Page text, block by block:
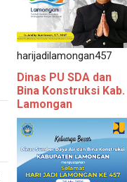
harijadilamongan457
Dinas PU SDA dan
Bina Konstruksi Kab.
Lamongan